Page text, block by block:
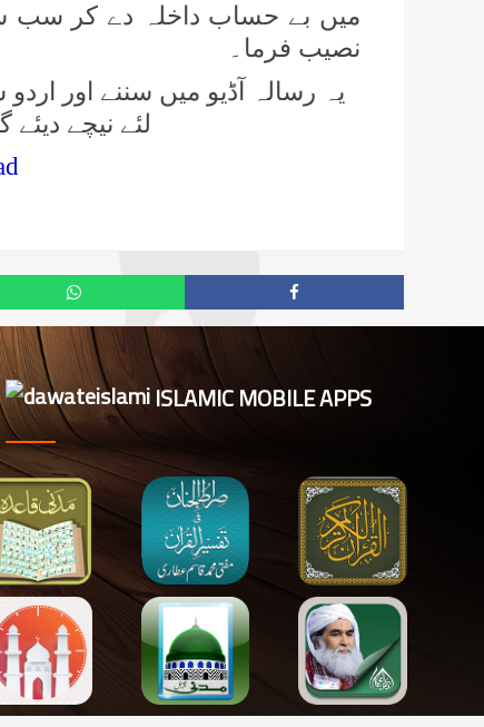
میں بے حساب داخلہ دے کر سب
نصیب فرما۔
یہ رسالہ آڈیو میں سننے اور
لئے نیچے
ISLAMIC MOBILE APPS